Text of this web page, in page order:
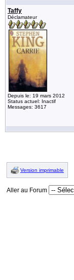
Taffy
Déclamateur
Depuis le: 19 mars 2012
Status actuel: Inactif
Messages: 3617
Version imprimable
Aller au Forum